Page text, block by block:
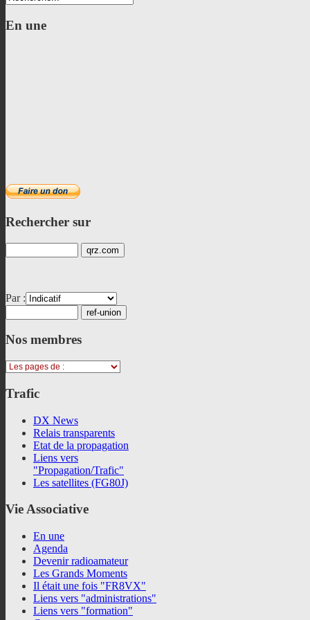
En une
Rechercher sur
Par :
Nos membres
Trafic
DX News
Relais transparents
Etat de la propagation
Liens vers
"Propagation/Trafic"
Les satellites (FG80J)
VieAssociative
En une
Agenda
Devenir radioamateur
Les Grands Moments
Il était une fois "FR8VX"
Liens vers "administrations"
Liens vers "formation"